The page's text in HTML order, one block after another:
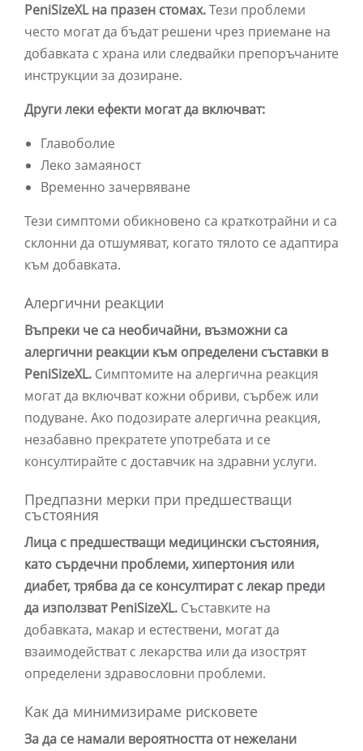
PeniSizeXL на празен стомах.Тези проблеми
често могат да бъдат решени чрез приемане на
добавката с храна или следвайки препоръчаните
инструкции за дозиране.
Други леки ефекти могат да включват:
Главоболие
Леко замаяност
Временно зачервяване
Тези симптоми обикновено са краткотрайни и са
склонни да отшумяват, когато тялото се адаптира
към добавката.
Алергични реакции
Въпреки че са необичайни, възможни са
алергични реакции към определени съставки в
PeniSizeXL. Симптомите на алергична реакция
могат да включват кожни обриви, сърбеж или
подуване. Ако подозирате алергична реакция,
незабавно прекратете употребата и се
консултирайте с доставчик на здравни услуги.
Предпазни мерки при предшестващи
състояния
Лица с предшестващи медицински състояния,
като сърдечни проблеми, хипертония или
диабет, трябва да се консултират с лекар преди
да използват PeniSizeXL. Съставките на
добавката, макар и естествени, могат да
взаимодействат с лекарства или да изострят
определени здравословни проблеми.
Как да минимизираме рисковете
За да се намали вероятността от нежелани